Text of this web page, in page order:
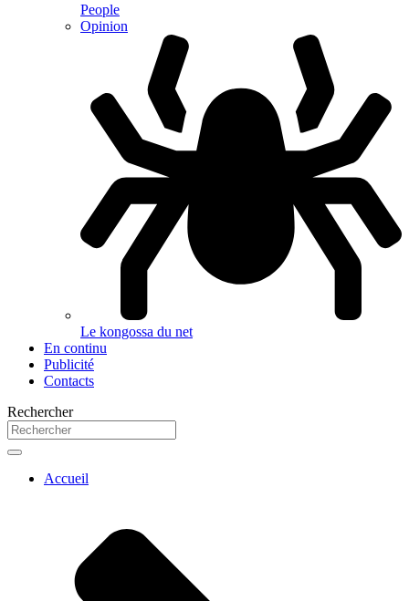
People
Opinion
Le kongossa du net
En continu
Publicité
Contacts
Rechercher
Accueil